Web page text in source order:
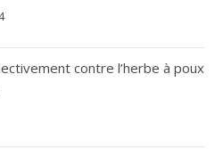
contre l’herbe à poux